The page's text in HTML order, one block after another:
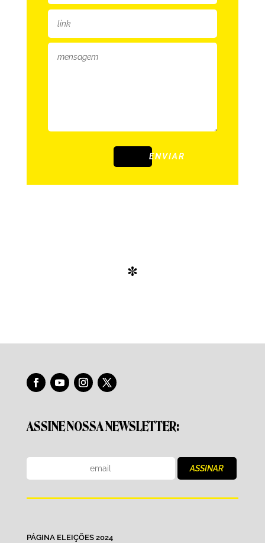
ENVIAR
*
ASSINE NOSSA NEWSLETTER:
PÁGINA ELEIÇÕES 2024